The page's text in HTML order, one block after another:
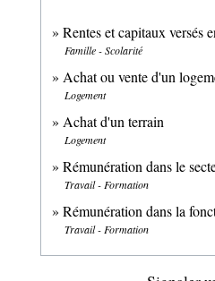
Rentes et capitaux versés
Famille - Scolarité
Achat ou vente d'un
Logement
Achat d'un terrain
Logement
Rémunération dans le
Travail - Formation
Rémunération dans la
Travail - Formation